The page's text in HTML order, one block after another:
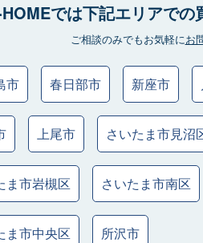
では下記エリアでの
ご相談のみでもお気軽にお
市 春日部市 新座市
上尾市 さいたま市見沼
ま市岩槻区 さいたま市南区
ま市中央区 所沢市